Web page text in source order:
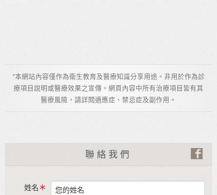
*本網站內容僅作為衛生教育及醫療知識分享用途。非用於作為診
療項目說明或醫療效果之宣傳。網頁內容中所有治療項目皆有其
醫療風險，請詳閱適應症、禁忌症及副作用。
聯絡我們
姓名